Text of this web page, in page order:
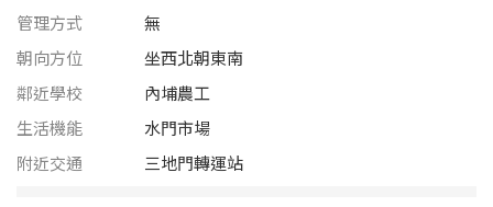
雲林縣
嘉義市
嘉義縣
不拘
20~30 坪
40~50 坪
管理方式
無
朝向方位
坐西北朝東南
鄰近學校
內埔農工
生活機能
水門市場
附近交通
三地門轉運站